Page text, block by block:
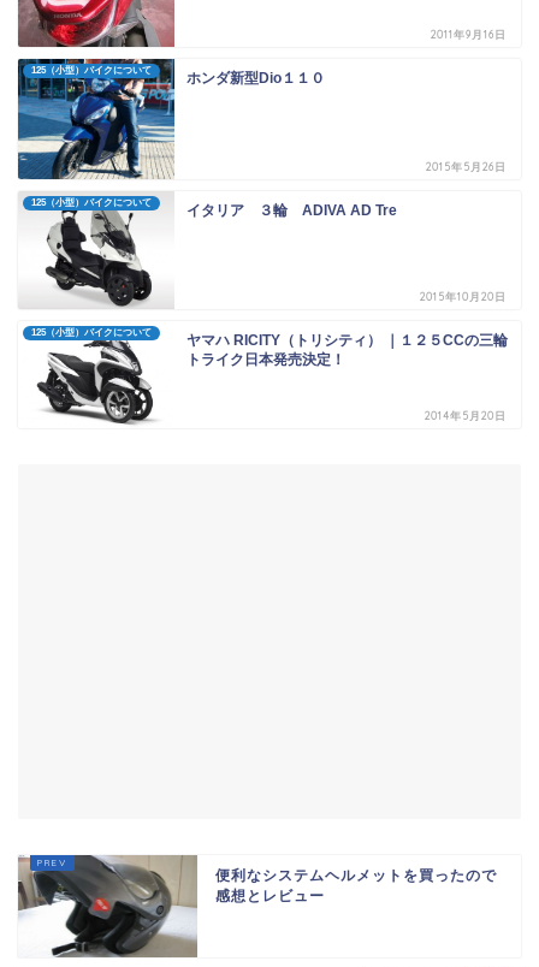
2011年9月16日
125（小型）バイクについて ホンダ新型Dio１１０
2015年5月26日
125（小型）バイクについて イタリア ３輪 ADIVA AD Tre
2015年10月20日
125（小型）バイクについて
ヤマハ RICITY（トリシティ） ｜１２５CCの三輪
トライク日本発売決定！
2014年5月20日
便利なシステムヘルメットを買ったので
感想とレビュー